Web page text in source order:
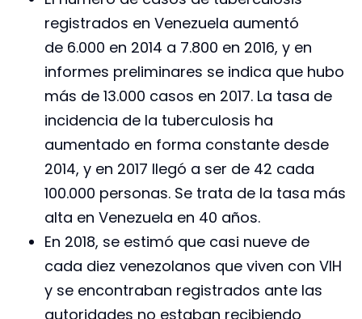
registrados en Venezuela aumentó
de 6.000 en 2014 a 7.800 en 2016, y en
informes preliminares se indica que hubo
más de 13.000 casos en 2017. La tasa de
incidencia de la tuberculosis ha
aumentado en forma constante desde
2014, y en 2017 llegó a ser de 42 cada
100.000 personas. Se trata de la tasa más
alta en Venezuela en 40 años.
En 2018, se estimó que casi nueve de
cada diez venezolanos que viven con VIH
y se encontraban registrados ante las
autoridades no estaban recibiendo